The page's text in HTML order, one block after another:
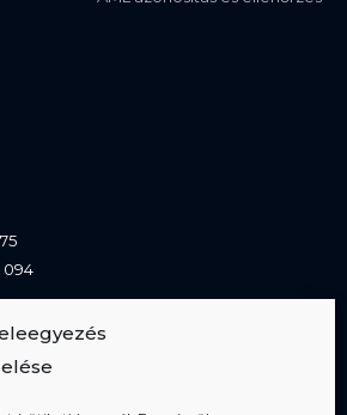
094